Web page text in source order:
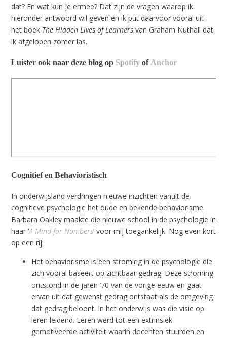
dat? En wat kun je ermee? Dat zijn de vragen waarop ik
hieronder antwoord wil geven en ik put daarvoor vooral uit
het boek The Hidden Lives of Learnersvan Graham Nuthall dat
ik afgelopen zomer las.
Luister ook naar deze blog op SpotifyofAnchor
Cognitief en Behavioristisch
In onderwijsland verdringen nieuwe inzichten vanuit de
cognitieve psychologie het oude en bekende behaviorisme.
Barbara Oakley maakte die nieuwe school in de psychologie in
haar ‘A Mind for Numbers‘ voor mij toegankelijk. Nog even kort
op een rij:
Het behaviorisme is een stroming in de psychologie die
zich vooral baseert op zichtbaar gedrag. Deze stroming
ontstond in de jaren ’70 van de vorige eeuw en gaat
ervan uit dat gewenst gedrag ontstaat als de omgeving
dat gedrag beloont. In het onderwijs was die visie op
leren leidend. Leren werd tot een extrinsiek
gemotiveerde activiteit waarin docenten stuurden en